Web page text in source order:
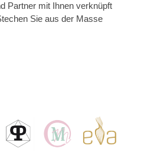
Partner mit Ihnen verknüpft
Sie aus der Masse